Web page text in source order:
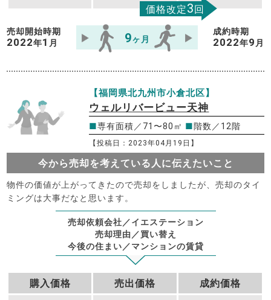
価格改定3回
売却開始時期
2022年1 月 9ヶ月
成約時期
2022年9 月
【福岡県北九州市小倉北区】
ウェルリバービュー天神
■専有面積／71〜80㎡ ■階数／12階
【投稿日：2023年04月19日】
今から売却を考えている人に伝えたいこと
物件の価値が上がってきたので売却をしましたが、売却のタイ
ミングは大事だなと思います。
売却依頼会社／イエステーション
売却理由／買い替え
今後の住まい／マンションの賃貸
購入価格 売出価格 成約価格